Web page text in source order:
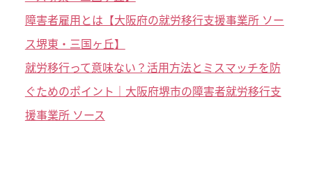
障害者雇用とは【大阪府の就労移行支援事業所 ソー
ス堺東・三国ヶ丘】
就労移行って意味ない？活用方法とミスマッチを防
ぐためのポイント｜大阪府堺市の障害者就労移行支
援事業所 ソース